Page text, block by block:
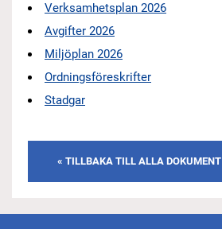
Verksamhetsplan 2026
Avgifter 2026
Miljöplan 2026
Ordningsföreskrifter
Stadgar
« TILLBAKA TILL ALLA DOKUMENT